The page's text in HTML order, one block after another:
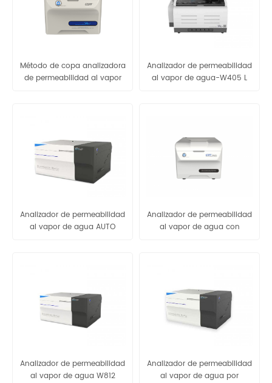
Método de copa analizadora
de permeabilidad al vapor
Analizador de permeabilidad
al vapor de agua-W405 L
Analizador de permeabilidad
al vapor de agua AUTO
Analizador de permeabilidad
al vapor de agua con
Analizador de permeabilidad
al vapor de agua W812
Analizador de permeabilidad
al vapor de agua por